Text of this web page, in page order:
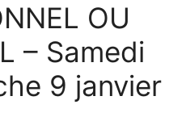
OU
– Samedi
9 janvier